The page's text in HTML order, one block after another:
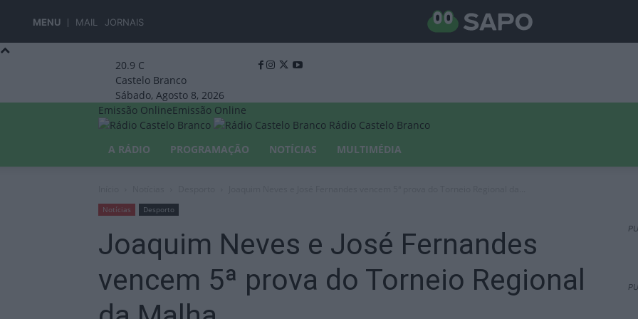
MENU MAIL JORNAIS
20.9 C
Castelo Branco
Sábado, Agosto 8, 2026
Emissão OnlineEmissão Online
Rádio Castelo Branco
A RÁDIO
PROGRAMAÇÃO NOTÍCIAS MULTIMÉDIA
Notícias Desporto
Joaquim Neves e José Fernandes
vencem 5ª prova do Torneio Regional